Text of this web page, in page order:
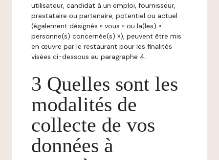
utilisateur, candidat à un emploi, fournisseur,
prestataire ou partenaire, potentiel ou actuel
(également désignés « vous » ou la(les) «
personne(s) concernée(s) »), peuvent être mis
en œuvre par le restaurant pour les finalités
visées ci-dessous au paragraphe 4.
3 Quelles sont les
modalités de
collecte de vos
données à